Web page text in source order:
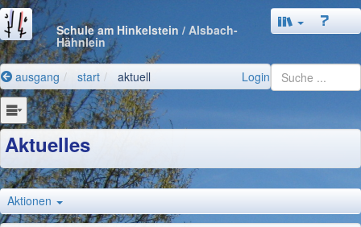
Schule am Hinkelstein / Alsbach-
Hähnlein
ausgang start aktuell Login
Aktuelles
Aktionen